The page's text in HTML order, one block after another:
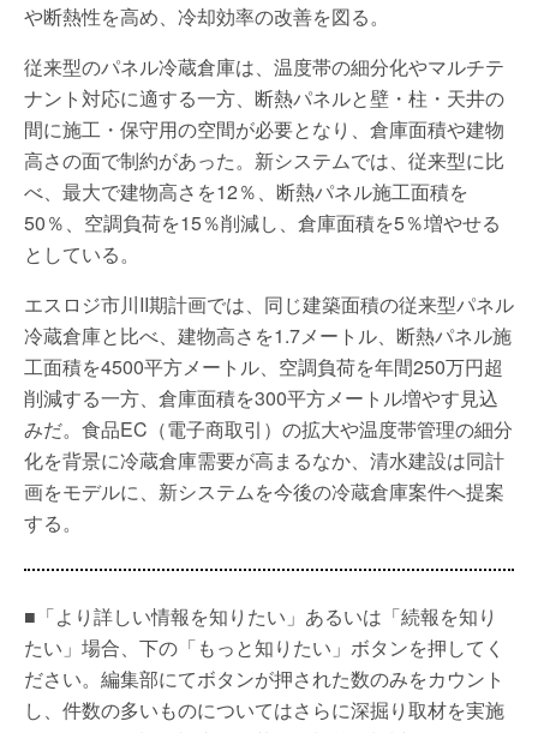
や断熱性を高め、冷却効率の改善を図る。
従来型のパネル冷蔵倉庫は、温度帯の細分化やマルチテ
ナント対応に適する一方、断熱パネルと壁・柱・天井の
間に施工・保守用の空間が必要となり、倉庫面積や建物
高さの面で制約があった。新システムでは、従来型に比
べ、最大で建物高さを12％、断熱パネル施工面積を
50％、空調負荷を15％削減し、倉庫面積を5％増やせる
としている。
エスロジ市川II期計画では、同じ建築面積の従来型パネル
冷蔵倉庫と比べ、建物高さを1.7メートル、断熱パネル施
工面積を4500平方メートル、空調負荷を年間250万円超
削減する一方、倉庫面積を300平方メートル増やす見込
みだ。食品EC（電子商取引）の拡大や温度帯管理の細分
化を背景に冷蔵倉庫需要が高まるなか、清水建設は同計
画をモデルに、新システムを今後の冷蔵倉庫案件へ提案
する。
■「より詳しい情報を知りたい」あるいは「続報を知り
たい」場合、下の「もっと知りたい」ボタンを押してく
ださい。編集部にてボタンが押された数のみをカウント
し、件数の多いものについてはさらに深掘り取材を実施